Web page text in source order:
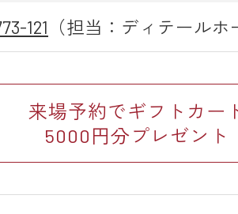
121 （担当：ディテール
来場予約でギフトカー
5000円分プレゼント